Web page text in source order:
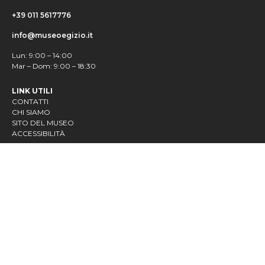
+39 011 5617776
info@museoegizio.it
Lun: 9:00 – 14:00
Mar – Dom: 9:00 – 18:30
LINK UTILI
CONTATTI
CHI SIAMO
SITO DEL MUSEO
ACCESSIBILITÀ